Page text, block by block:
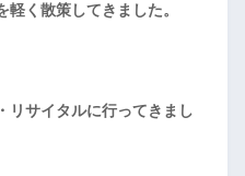
軽く散策してきました。
リサイタルに行ってきまし